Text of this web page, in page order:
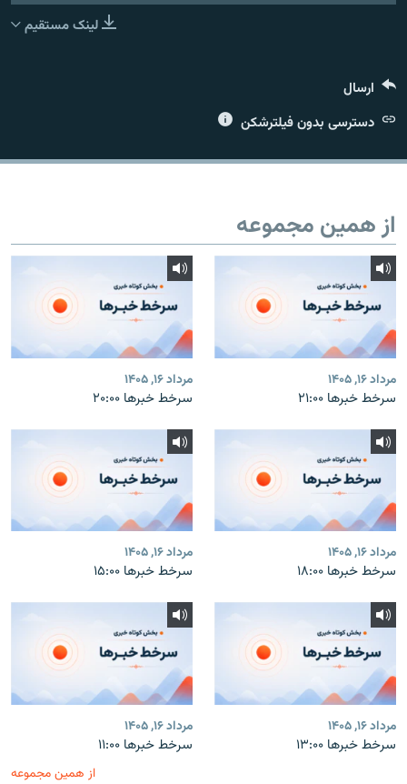
لینک مستقیم
ارسال
دسترسی بدون فیلترشکن
از همین مجموعه
مرداد ۱۶, ۱۴۰۵
سرخط خبرها ۲۱:۰۰
مرداد ۱۶, ۱۴۰۵
سرخط خبرها ۲۰:۰۰
مرداد ۱۶, ۱۴۰۵
سرخط خبرها ۱۸:۰۰
مرداد ۱۶, ۱۴۰۵
سرخط خبرها ۱۵:۰۰
مرداد ۱۶, ۱۴۰۵
سرخط خبرها ۱۳:۰۰
مرداد ۱۶, ۱۴۰۵
سرخط خبرها ۱۱:۰۰
از همین مجموعه